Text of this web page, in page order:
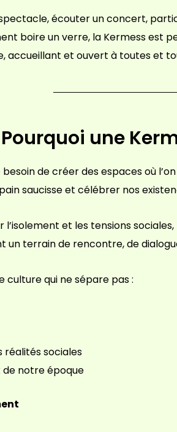
écouter un concert,
boire un verre, la Kermess est
accueillant et ouvert à toutes et
Pourquoi une
de créer des espaces où
saucisse et célébrer nos
et les tensions
un terrain de rencontre, de
culture qui ne sépare pas :
réalités sociales
de notre époque